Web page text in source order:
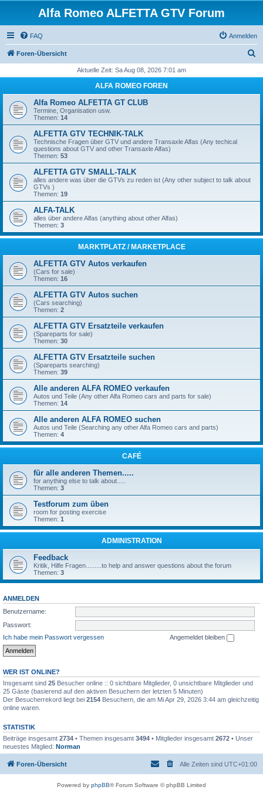
Alfa Romeo ALFETTA GTV Forum
FAQ Anmelden
Foren-Übersicht
h
Aktuelle Zeit: Sa Aug 08, 2026 7:01 am
ALFA ROMEO FOREN
Alfa Romeo ALFETTA GT CLUB
Termine, Organisation usw.
Themen: 14
ALFETTA GTV TECHNIK-TALK
Technische Fragen über GTV und andere Transaxle Alfas (Any techical
questions about GTV and other Transaxle Alfas)
Themen: 53
ALFETTA GTV SMALL-TALK
alles andere was über die GTVs zu reden ist (Any other subject to talk about
GTVs )
Themen: 19
ALFA-TALK
alles über andere Alfas (anything about other Alfas)
Themen: 3
MARKTPLATZ / MARKETPLACE
ALFETTA GTV Autos verkaufen
(Cars for sale)
Themen: 16
ALFETTA GTV Autos suchen
(Cars searching)
Themen: 2
ALFETTA GTV Ersatzteile verkaufen
(Spareparts for sale)
Themen: 30
ALFETTA GTV Ersatzteile suchen
(Spareparts searching)
Themen: 39
Alle anderen ALFA ROMEO verkaufen
Autos und Teile (Any other Alfa Romeo cars and parts for sale)
Themen: 14
Alle anderen ALFA ROMEO suchen
Autos und Teile (Searching any other Alfa Romeo cars and parts)
Themen: 4
CAFÉ
für alle anderen Themen.....
for anything else to talk about.....
Themen: 3
Testforum zum üben
room for posting exercise
Themen: 1
ADMINISTRATION
Feedback
Kritik, Hilfe Fragen.........to help and answer questions about the forum
Themen: 3
ANMELDEN
Benutzername:
Passwort:
Ich habe mein Passwort vergessen
Angemeldet bleiben
WER IST ONLINE?
Insgesamt sind 25 Besucher online :: 0 sichtbare Mitglieder, 0 unsichtbare Mitglieder und
25 Gäste (basierend auf den aktiven Besuchern der letzten 5 Minuten)
Der Besucherrekord liegt bei 2154 Besuchern, die am Mi Apr 29, 2026 3:44 am gleichzeitig
online waren.
STATISTIK
Beiträge insgesamt 2734 • Themen insgesamt 3494 • Mitglieder insgesamt 2672 • Unser
neuestes Mitglied: Norman
Foren-Übersicht Alle Zeiten sind UTC+01:00
Powered by phpBB® Forum Software © phpBB Limited